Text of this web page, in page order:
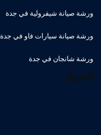
ورشة صيانة شيفرولية في جدة
ورشة صيانة سيارات فاو في جدة
ورشة شانجان في جدة
العنوان